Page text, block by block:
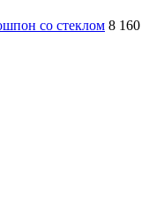
со стеклом 8 160